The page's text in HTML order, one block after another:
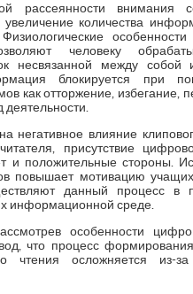
рассеянности внимания
увеличение количества
особенности
человеку
несвязанной между собой
блокируется при
как отторжение, избегание,
деятельности.
негативное влияние
присутствие
и положительные стороны.
повышает мотивацию
данный процесс в
информационной среде.
особенности
что процесс
чтения осложняется из-